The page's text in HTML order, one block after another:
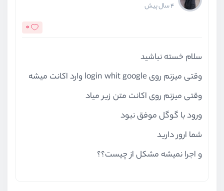
4 سال پیش
0
سلام خسته نباشید
وقتی میزنم روی login whit google وارد اکانت میشه
وقتی میزنم روی اکانت متن زیر میاد
ورود با گوگل موفق نبود
شما ارور دارید
و اجرا نمیشه مشکل از چیست؟؟